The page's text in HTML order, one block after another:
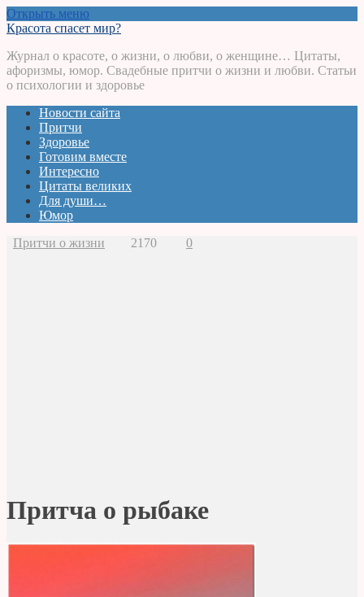
Открыть меню
Красота спасет мир?
Журнал о красоте, о жизни, о любви, о женщине… Цитаты,
афоризмы, юмор. Свадебные притчи о жизни и любви. Статьи
о психологии и здоровье
Новости сайта
Притчи
Здоровье
Готовим вместе
Интересно
Цитаты великих
Для души…
Юмор
Притчи о жизни
2170 0
Притча о рыбаке